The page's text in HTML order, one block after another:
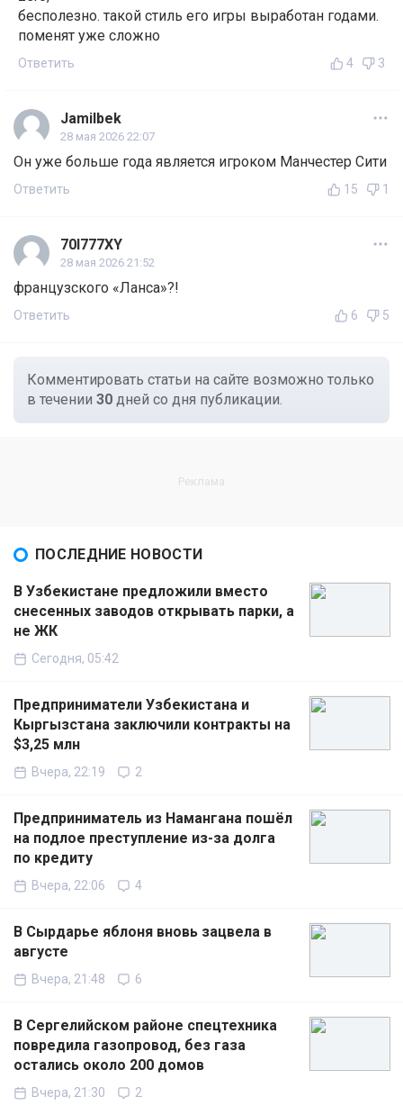
бесполезно. такой стиль его игры выработан годами.
поменят уже сложно
Ответить 4 3
Jamilbek
28 мая 2026 22:07
Он уже больше года является игроком Манчестер Сити
Ответить 15 1
70I777XY
28 мая 2026 21:52
французского «Ланса»?!
Ответить 6 5
Комментировать статьи на сайте возможно только
в течении 30 дней со дня публикации.
ПОСЛЕДНИЕ НОВОСТИ
В Узбекистане предложили вместо
снесенных заводов открывать парки, а
не ЖК
Сегодня, 05:42
Предприниматели Узбекистана и
Кыргызстана заключили контракты на
$3,25 млн
Вчера, 22:19 2
Предприниматель из Намангана пошёл
на подлое преступление из-за долга
по кредиту
Вчера, 22:06 4
В Сырдарье яблоня вновь зацвела в
августе
Вчера, 21:48 6
В Сергелийском районе спецтехника
повредила газопровод, без газа
остались около 200 домов
Вчера, 21:30 2